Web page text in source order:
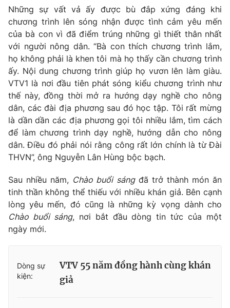
VTV4 Vươn mình bằng AI
VTV9 VTV8
Liên hệ tòa soạn English
THỜI BÁO VTV
Theo dõi báo trên
Cơ quan chủ quản:Đài Truyền hình Việt Nam
Cơ quan báo chí:Thời báo VTV
Giấy phép hoạt động báo in và báo điện tử số 483/GP-BTTTT
Vũ Thanh Thủy
Phó Tổng Biên tập:
Nguyễn Trọng Ninh
Những sự vất vả ấy được bù đắp xứng đáng khi
chương trình lên sóng nhận được tình cảm yêu mến
của bà con vì đã điểm trúng những gì thiết thân nhất
với người nông dân. “Bà con thích chương trình lắm,
họ không phải là khen tôi mà họ thấy cần chương trình
ấy. Nội dung chương trình giúp họ vươn lên làm giàu.
VTV1 là nơi đầu tiên phát sóng kiểu chương trình như
thế này, đồng thời mở ra hướng dạy nghề cho nông
dân, các đài địa phương sau đó học tập. Tôi rất mừng
là dần dần các địa phương gọi tôi nhiều lắm, tìm cách
để làm chương trình dạy nghề, hướng dẫn cho nông
dân. Điều đó phải nói rằng công rất lớn chính là từ Đài
THVN”, ông Nguyễn Lân Hùng bộc bạch.
Sau nhiều năm, Chào buổi sángđã trở thành món ăn
tinh thần không thể thiếu với nhiều khán giả. Bên cạnh
lòng yêu mến, đó cũng là những kỳ vọng dành cho
Chào buổi sáng, nơi bắt đầu dòng tin tức của một
ngày mới.
Dòng sự
kiện:
VTV 55 năm đồng hành cùng khán
giả